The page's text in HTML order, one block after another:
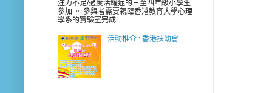
注力不足/過度活躍症的三至四年級小學生
參加 。 參與者需要親臨香港教育大學心理
學系的實驗室完成一...
活動推介 : 香港扶幼會